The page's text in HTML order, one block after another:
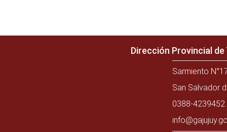
Dirección Provincial
Sarmiento
San Salvador
0388-